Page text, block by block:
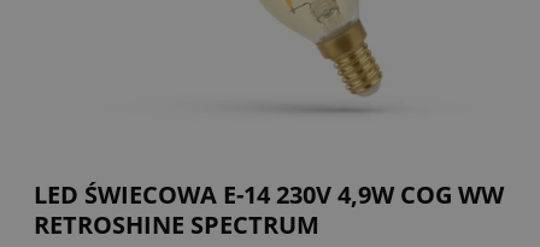
LED ŚWIECOWA E-14 230V 4,9W COG WW
RETROSHINE SPECTRUM